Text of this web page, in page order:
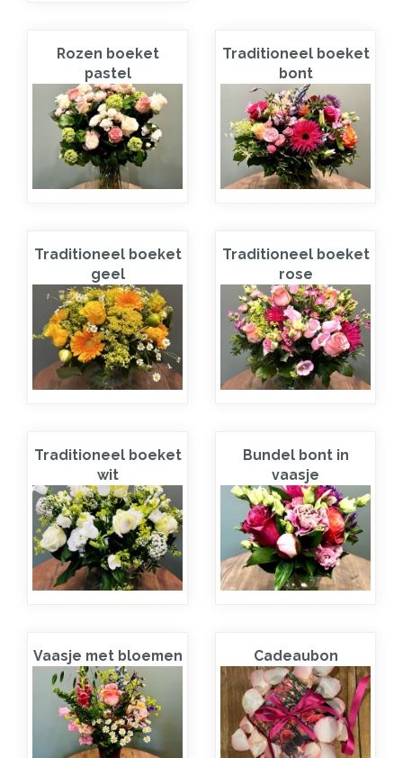
Rozen boeket
pastel
Traditioneel boeket
bont
Traditioneel boeket
geel
Traditioneel boeket
rose
Traditioneel boeket
wit
Bundel bont in
vaasje
Vaasje met bloemen Cadeaubon